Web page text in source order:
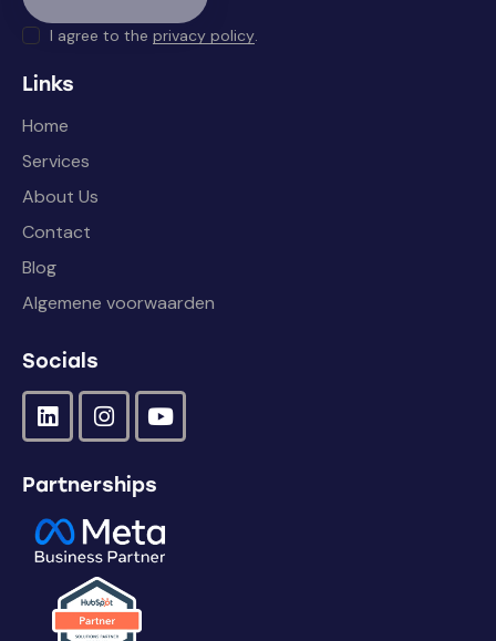
I agree to theprivacy policy.
Links
Home
Services
About Us
Contact
Blog
Algemene voorwaarden
Socials
Partnerships